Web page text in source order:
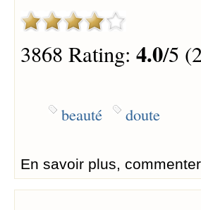
3868 Rating: 4.0/5
beauté doute
En savoir plus, commenter